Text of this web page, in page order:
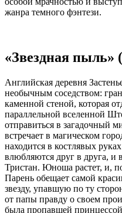
жанра темного фэнтези.
«Звездная пыль»
Английская деревня
необычным соседством:
каменной стеной, которая
параллельной вселенной
отправиться в загадочный
встречает в магическом
находится в костлявых
влюбляются друг в друга, и
Тристан. Юноша растет, и,
Парень обещает самой
звезду, упавшую по ту
от папы правду о своем
была пропавшей